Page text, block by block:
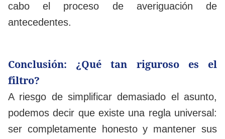
cabo el proceso de averiguación de
antecedentes.
Conclusión: ¿Qué tan riguroso es el
filtro?
A riesgo de simplificar demasiado el asunto,
podemos decir que existe una regla universal:
ser completamente honesto y mantener sus